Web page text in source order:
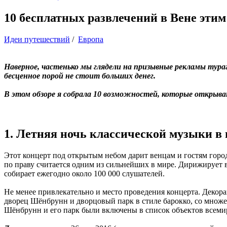
10 бесплатных развлечений в Вене
Идеи путешествий / Европа
Наверное, частенько мы глядели на призывные рекламы
бесценное порой не стоит больших денег.
В этом обзоре я собрала 10 возможностей, которые
1. Летняя ночь классической музыки
Этот концерт под открытым небом дарит венцам и гостям
по праву считается одним из сильнейших в мире.
собирает ежегодно около 100 000 слушателей.
Не менее привлекательно и место проведения концерта.
дворец Шёнбрунн и дворцовый парк в стиле барокко, со
Шёнбрунн и его парк были включены в список объектов